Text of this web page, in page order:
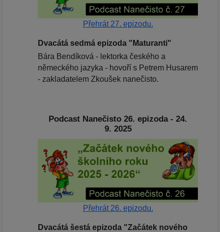
Přehrát 27. epizodu.
Dvacátá sedmá epizoda "Maturanti"
Bára Bendíková - lektorka českého a
německého jazyka - hovoří s Petrem Husarem
- zakladatelem Zkoušek nanečisto.
Podcast Nanečisto 26. epizoda - 24.
9. 2025
Přehrát 26. epizodu.
Dvacátá šestá epizoda "Začátek nového